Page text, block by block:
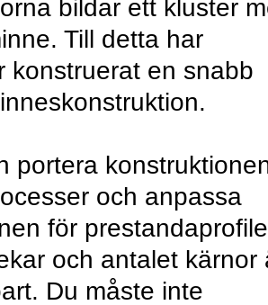
bildar ett kluster
Till detta har
konstruerat en snabb
portera
och anpassa
för
och antalet kärnor
Du måste inte